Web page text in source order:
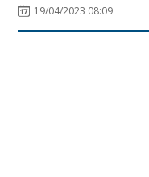
19/04/2023 08:09